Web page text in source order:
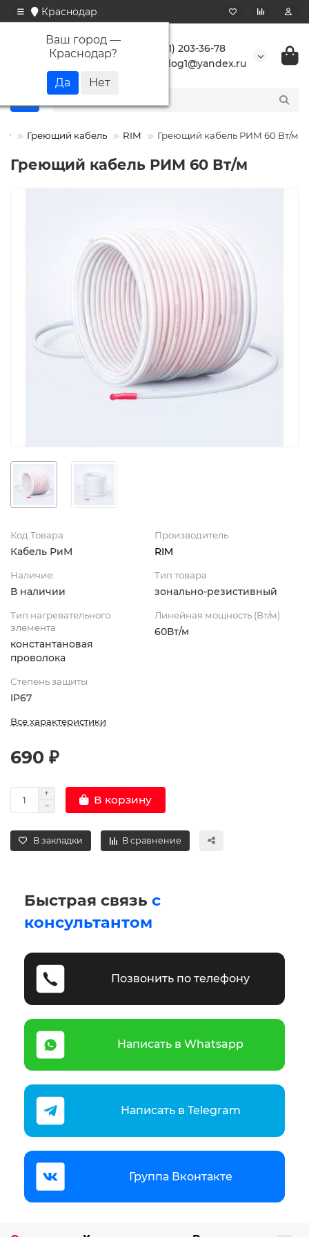
Краснодар
Ваш город —
Краснодар?
+7 (861) 203-36-78
buranlog1@yandex.ru
Греющий кабель RIM Греющий кабель РИМ 60 Вт/м
Греющий кабель РИМ 60 Вт/м
Код Товара
Кабель РиМ
Производитель
RIM
Наличие:
В наличии
Тип товара
зонально-резистивный
Тип нагревательного
элемента
константановая
проволока
Линейная мощность (Вт/м)
60Вт/м
Степень защиты
IP67
Все характеристики
690 ₽
В корзину
В закладки В сравнение
Быстрая связь с
консультантом
Позвонить по телефону
Написать в Whatsapp
Написать в Telegram
Группа Вконтакте